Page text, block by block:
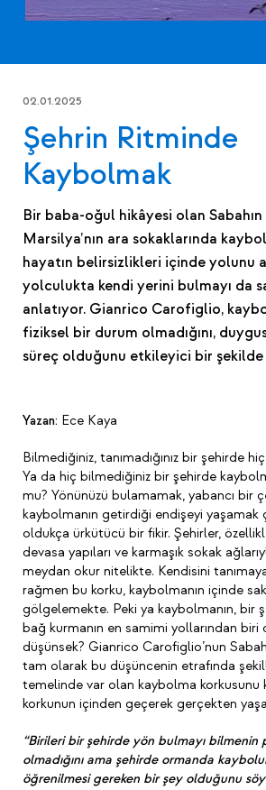
02.01.2025
Şehrin Ritminde
Kaybolmak
Bir baba-oğul hikâyesi olan Sabahın
Marsilya’nın ara sokaklarında
hayatın belirsizlikleri içinde yolunu
yolculukta kendi yerini bulmayı da
anlatıyor. Gianrico Carofiglio,
fiziksel bir durum olmadığını,
süreç olduğunu etkileyici bir
Yazan: Ece Kaya
Bilmediğiniz, tanımadığınız bir şehirde
Ya da hiç bilmediğiniz bir şehirde
mu? Yönünüzü bulamamak, yabancı bir
kaybolmanın getirdiği endişeyi yaşamak
oldukça ürkütücü bir fikir. Şehirler,
devasa yapıları ve karmaşık sokak
meydan okur nitelikte. Kendisini
rağmen bu korku, kaybolmanın içinde
gölgelemekte. Peki ya kaybolmanın, bir
bağ kurmanın en samimi yollarından biri
düşünsek? Gianrico Carofiglio’nun
tam olarak bu düşüncenin etrafında
temelinde var olan kaybolma korkusunu
korkunun içinden geçerek gerçekten
“Birileri bir şehirde yön bulmayı bilmenin
olmadığını ama şehirde ormanda
öğrenilmesi gereken bir şey olduğunu